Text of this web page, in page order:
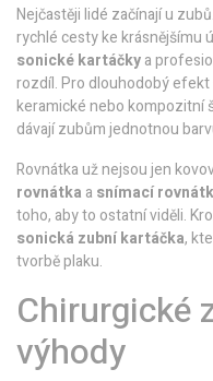
Nejčastěji lidé začínají u
rychlé cesty ke krásnějšímu
sonické kartáčkya
rozdíl. Pro dlouhodobý
keramické nebo kompozitní
dávají zubům jednotnou
Rovnátka už nejsou jen
rovnátka a snímací
toho, aby to ostatní viděli.
sonická zubní kartáčka,
tvorbě plaku.
Chirurgické
výhody